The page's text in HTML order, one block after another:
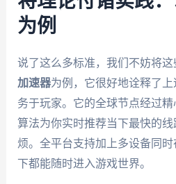
为例
说了这么多标准，我们不妨将
加速器为例，它很好地诠释了
务于玩家。它的全球节点经过
算法为你实时推荐当下最快的
烦。全平台支持加上多设备同
下都能随时进入游戏世界。